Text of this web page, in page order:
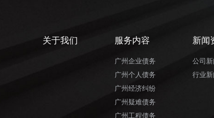
关于我们 服务内容
广州企业债务
广州个人债务
广州经济纠纷
广州疑难债务
广州工程债务
新闻
公司
行业